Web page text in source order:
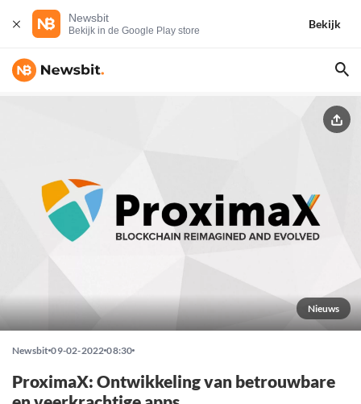
Newsbit
Bekijk in de Google Play store
Bekijk
Nieuws
Newsbit 09-02-2022 08:30
ProximaX: Ontwikkeling van betrouwbare